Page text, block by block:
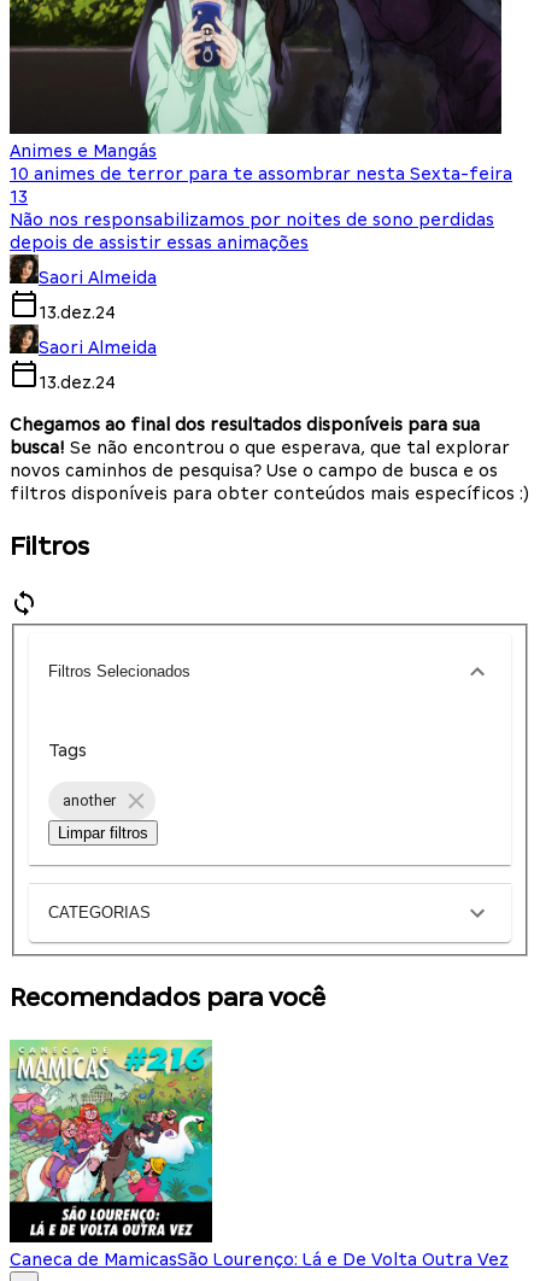
Animes e Mangás
10 animes de terror para te assombrar nesta Sexta-feira
13
Não nos responsabilizamos por noites de sono perdidas
depois de assistir essas animações
Saori Almeida
13.dez.24
Saori Almeida
13.dez.24
Chegamos ao final dos resultados disponíveis para sua
busca! Se não encontrou o que esperava, que tal explorar
novos caminhos de pesquisa? Use o campo de busca e os
filtros disponíveis para obter conteúdos mais específicos :)
Filtros
Filtros Selecionados
Tags
another
Limpar filtros
CATEGORIAS
Recomendados para você
Caneca de MamicasSão Lourenço: Lá e De Volta Outra Vez